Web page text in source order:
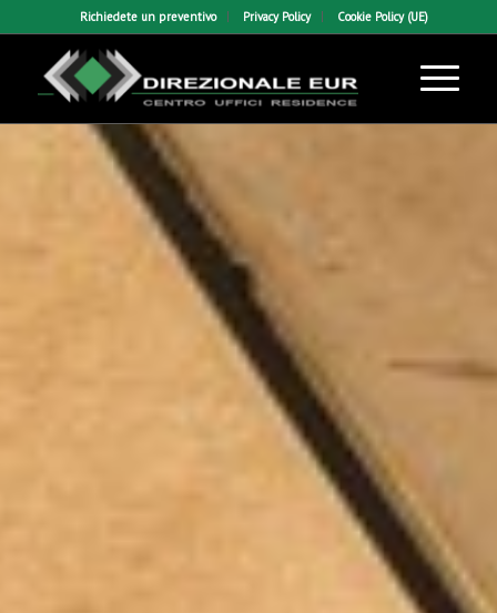
Richiedete un preventivo Privacy Policy Cookie Policy (UE)